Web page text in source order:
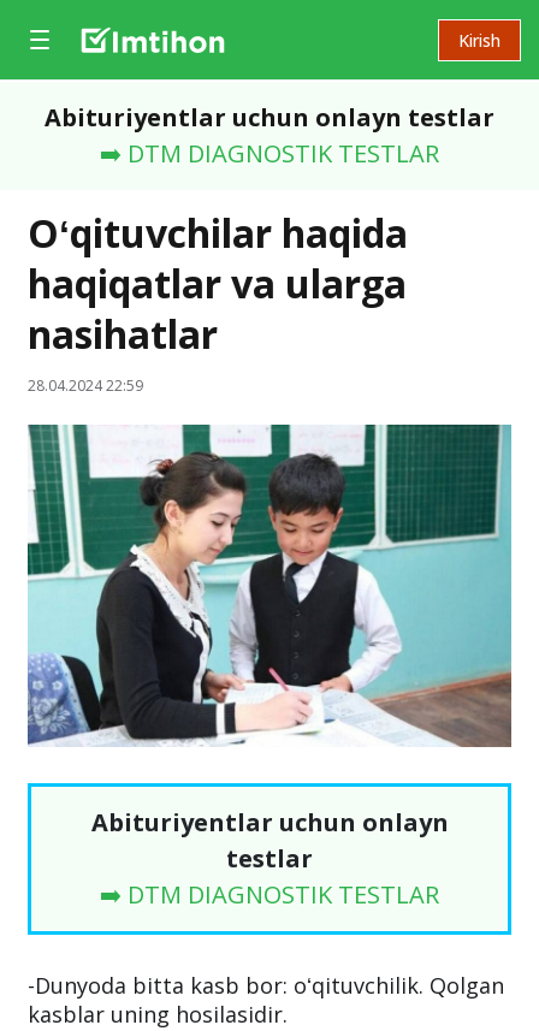
Kirish
Abituriyentlar uchun onlayn testlar
➡️ DTM DIAGNOSTIK TESTLAR
Oʻqituvchilar haqida
haqiqatlar va ularga
nasihatlar
28.04.2024 22:59
Abituriyentlar uchun onlayn
testlar
➡️ DTM DIAGNOSTIK TESTLAR
-Dunyoda bitta kasb bor: oʻqituvchilik. Qolgan
kasblar uning hosilasidir.